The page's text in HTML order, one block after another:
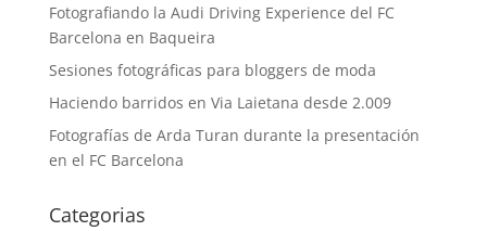
Fotografiando la Audi Driving Experience del FC
Barcelona en Baqueira
Sesiones fotográficas para bloggers de moda
Haciendo barridos en Via Laietana desde 2.009
Fotografías de Arda Turan durante la presentación
en el FC Barcelona
Categorias